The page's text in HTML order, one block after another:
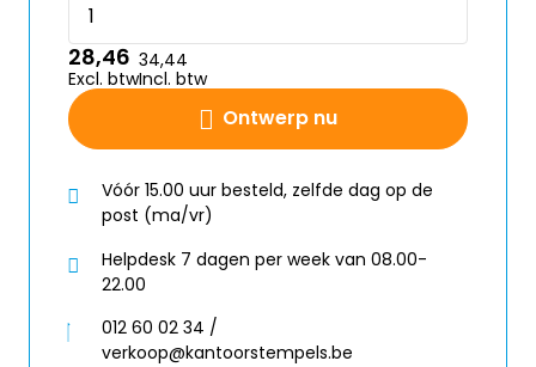
Ontwerp nu
28,46
Excl. btw
34,44
Incl. btw
Vóór 15.00 uur besteld, zelfde dag op de
post (ma/vr)
Helpdesk 7 dagen per week van 08.00-
22.00
012 60 02 34 /
verkoop@kantoorstempels.be